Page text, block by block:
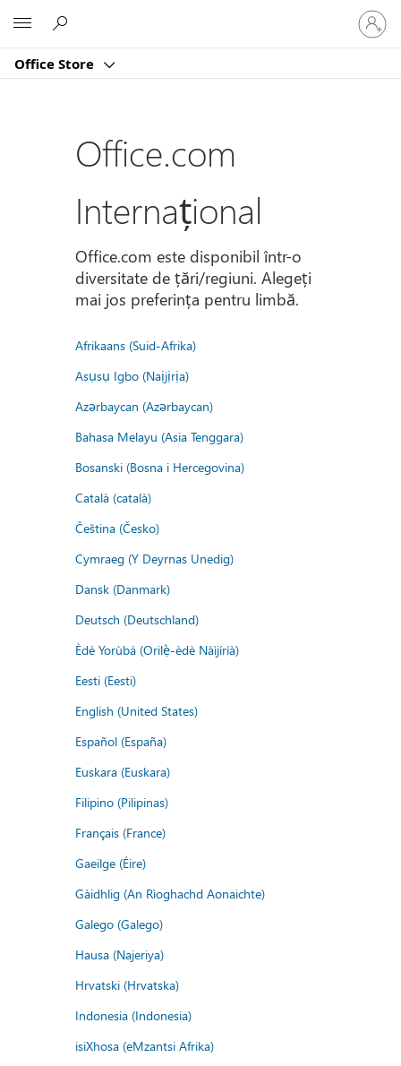
Office Store
vă
la
dvs.
Office.com
Internațional
Office.com este disponibil într-o
diversitate de țări/regiuni. Alegeți
mai jos preferința pentru limbă.
Afrikaans (Suid-Afrika)
Asụsụ Igbo (Naịjịrịa)
Azərbaycan (Azərbaycan)
Bahasa Melayu (Asia Tenggara)
Bosanski (Bosna i Hercegovina)
Català (català)
Čeština (Česko)
Cymraeg (Y Deyrnas Unedig)
Dansk (Danmark)
Deutsch (Deutschland)
Èdè Yorùbá (Orilẹ̀-èdè Nàìjíríà)
Eesti (Eesti)
English (United States)
Español (España)
Euskara (Euskara)
Filipino (Pilipinas)
Français (France)
Gaeilge (Éire)
Gàidhlig (An Rìoghachd Aonaichte)
Galego (Galego)
Hausa (Najeriya)
Hrvatski (Hrvatska)
Indonesia (Indonesia)
isiXhosa (eMzantsi Afrika)